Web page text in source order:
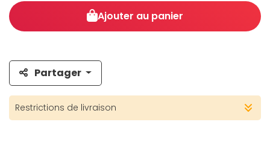
Ajouter au panier
Partager
Restrictions de livraison